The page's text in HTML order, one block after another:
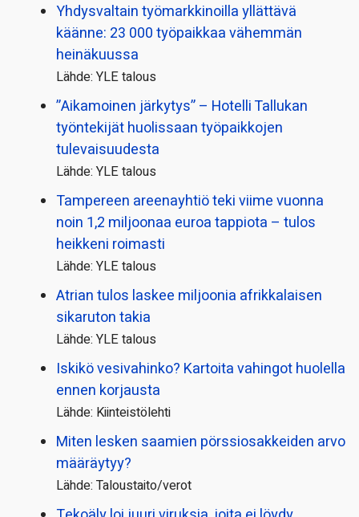
Yhdysvaltain työmarkkinoilla yllättävä
käänne: 23 000 työpaikkaa vähemmän
heinäkuussa
Lähde: YLE talous
”Aikamoinen järkytys” – Hotelli Tallukan
työntekijät huolissaan työpaikkojen
tulevaisuudesta
Lähde: YLE talous
Tampereen areenayhtiö teki viime vuonna
noin 1,2 miljoonaa euroa tappiota – tulos
heikkeni roimasti
Lähde: YLE talous
Atrian tulos laskee miljoonia afrikkalaisen
sikaruton takia
Lähde: YLE talous
Iskikö vesivahinko? Kartoita vahingot huolella
ennen korjausta
Lähde: Kiinteistölehti
Miten lesken saamien pörssi­osakkeiden arvo
määräytyy?
Lähde: Taloustaito/verot